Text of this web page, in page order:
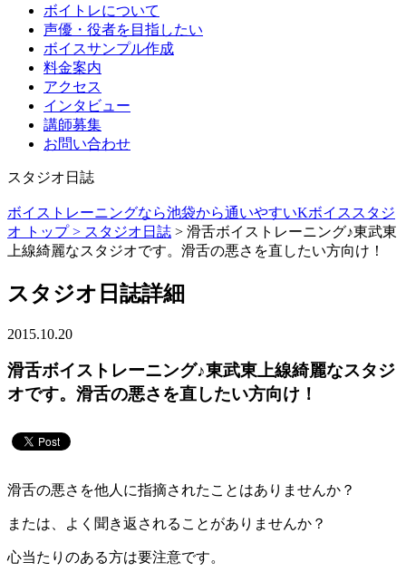
ボイトレについて
声優・役者を目指したい
ボイスサンプル作成
料金案内
アクセス
インタビュー
講師募集
お問い合わせ
スタジオ日誌
ボイストレーニングなら池袋から通いやすいKボイススタジ
オ トップ > スタジオ日誌 > 滑舌ボイストレーニング♪東武東
上線綺麗なスタジオです。滑舌の悪さを直したい方向け！
スタジオ日誌詳細
2015.10.20
滑舌ボイストレーニング♪東武東上線綺麗なスタジ
オです。滑舌の悪さを直したい方向け！
滑舌の悪さを他人に指摘されたことはありませんか？
または、よく聞き返されることがありませんか？
心当たりのある方は要注意です。